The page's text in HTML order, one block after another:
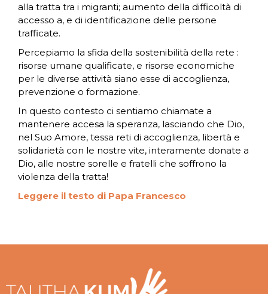
alla tratta tra i migranti; aumento della difficoltà di
accesso a, e di identificazione delle persone
trafficate.
Percepiamo la sfida della sostenibilità della rete :
risorse umane qualificate, e risorse economiche
per le diverse attività siano esse di accoglienza,
prevenzione o formazione.
In questo contesto ci sentiamo chiamate a
mantenere accesa la speranza, lasciando che Dio,
nel Suo Amore, tessa reti di accoglienza, libertà e
solidarietà con le nostre vite, interamente donate a
Dio, alle nostre sorelle e fratelli che soffrono la
violenza della tratta!
Leggere il testo di Papa Francesco